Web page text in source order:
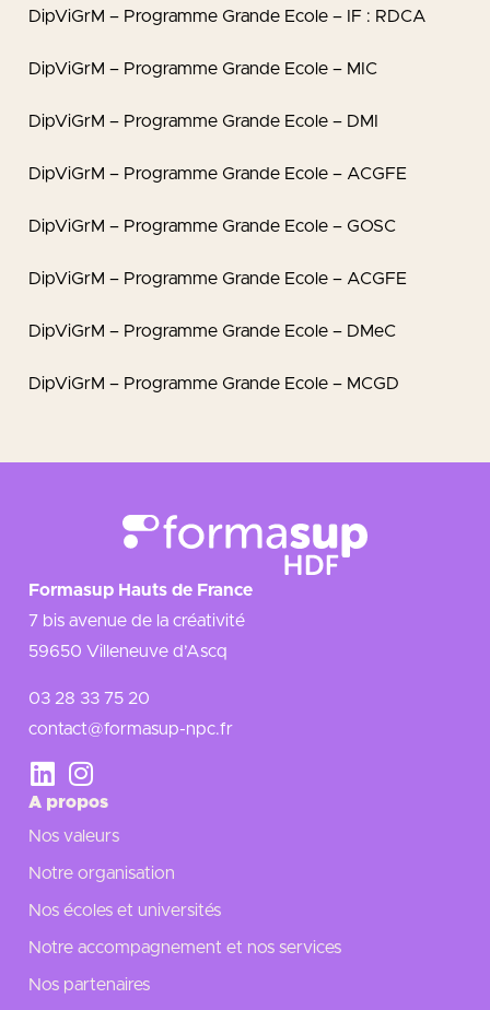
DipViGrM – Programme Grande Ecole – IF : RDCA
DipViGrM – Programme Grande Ecole – MIC
DipViGrM – Programme Grande Ecole – DMI
DipViGrM – Programme Grande Ecole – ACGFE
DipViGrM – Programme Grande Ecole – GOSC
DipViGrM – Programme Grande Ecole – ACGFE
DipViGrM – Programme Grande Ecole – DMeC
DipViGrM – Programme Grande Ecole – MCGD
Formasup Hauts de France
7 bis avenue de la créativité
59650 Villeneuve d’Ascq
03 28 33 75 20
contact@formasup-npc.fr
A propos
Nos valeurs
Notre organisation
Nos écoles et universités
Notre accompagnement et nos services
Nos partenaires